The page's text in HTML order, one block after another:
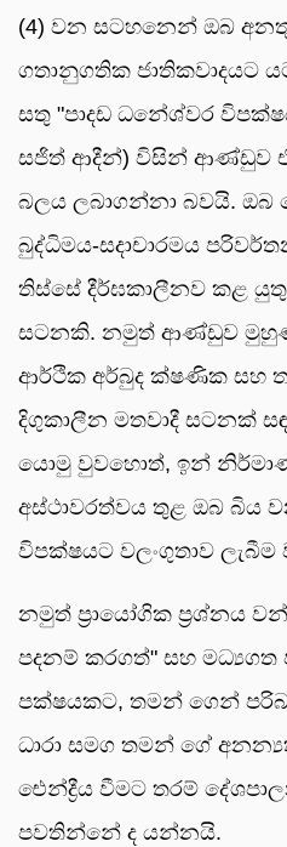
(4) වන සටහනෙන් ඔබ
ගතානුගතික ජාතිකවාදයට
සතු "පාදඩ ධනේශ්වර
සජිත් ආදීන්) විසින් ආණ්ඩුව
බලය ලබාගන්නා බවයි.
බුද්ධිමය-සදාචාරමය
තිස්සේ දීර්ඝකාලීනව කළ යුතු
සටනකි. නමුත් ආණ්ඩුව
ආර්ථික අර්බුද ක්ෂණික සහ
දිගුකාලීන මතවාදී සටනක්
යොමු වුවහොත්, ඉන්
අස්ථාවරත්වය තුළ ඔබ බිය
විපක්ෂයට වලංගුතාව ලැබීම
නමුත් ප්‍රායෝගික ප්‍රශ්නය
පදනම් කරගත්" සහ
පක්ෂයකට, තමන් ගෙන්
ධාරා සමග තමන් ගේ
ඓන්ද්‍රීය වීමට තරම්
පවතින්නේ ද යන්නයි.